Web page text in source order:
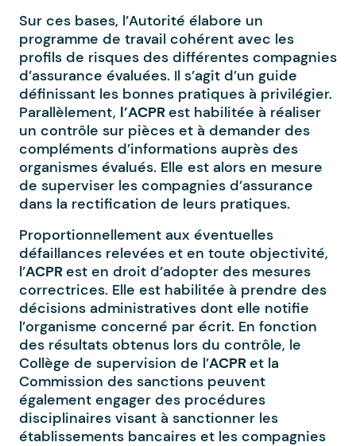
Sur ces bases, l’Autorité élabore un
programme de travail cohérent avec les
profils de risques des différentes compagnies
d’assurance évaluées. Il s’agit d’un guide
définissant les bonnes pratiques à privilégier.
Parallèlement, l’ACPRest habilitée à réaliser
un contrôle sur pièces et à demander des
compléments d’informations auprès des
organismes évalués. Elle est alors en mesure
de superviser les compagnies d’assurance
dans la rectification de leurs pratiques.
Proportionnellement aux éventuelles
défaillances relevées et en toute objectivité,
l’ACPRest en droit d’adopter des mesures
correctrices. Elle est habilitée à prendre des
décisions administratives dont elle notifie
l’organisme concerné par écrit. En fonction
des résultats obtenus lors du contrôle, le
Collège de supervision de l’ACPRet la
Commission des sanctions peuvent
également engager des procédures
disciplinaires visant à sanctionner les
établissements bancaires et les compagnies